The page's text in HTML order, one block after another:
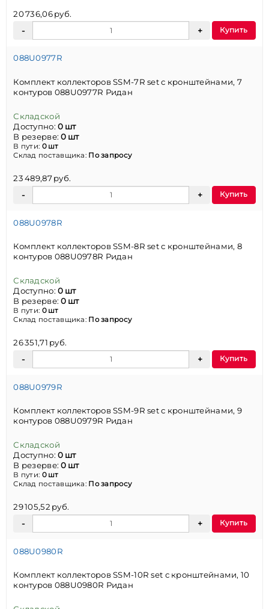
20 736,06 руб.
Купить
088U0977R
Комплект коллекторов SSM-7R set с кронштейнами, 7
контуров 088U0977R Ридан
Складской
Доступно:0 шт
В резерве:0 шт
В пути: 0 шт
Склад поставщика: По запросу
23 489,87 руб.
Купить
088U0978R
Комплект коллекторов SSM-8R set с кронштейнами, 8
контуров 088U0978R Ридан
Складской
Доступно:0 шт
В резерве:0 шт
В пути: 0 шт
Склад поставщика: По запросу
26 351,71 руб.
Купить
088U0979R
Комплект коллекторов SSM-9R set с кронштейнами, 9
контуров 088U0979R Ридан
Складской
Доступно:0 шт
В резерве:0 шт
В пути: 0 шт
Склад поставщика: По запросу
29 105,52 руб.
Купить
088U0980R
Комплект коллекторов SSM-10R set с кронштейнами, 10
контуров 088U0980R Ридан